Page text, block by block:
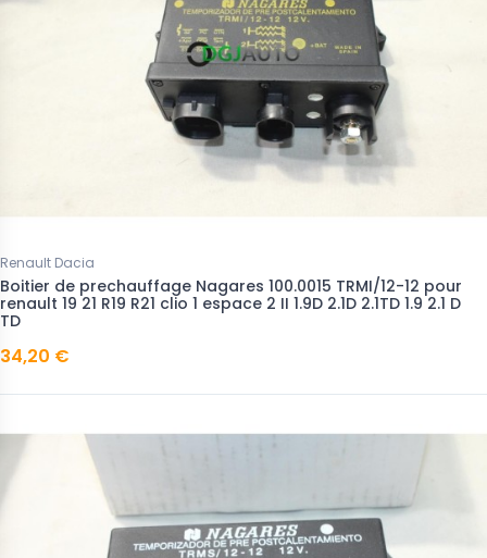
Renault Dacia
Boitier de prechauffage Nagares 100.0015 TRMI/12-12 pour
renault 19 21 R19 R21 clio 1 espace 2 II 1.9D 2.1D 2.1TD 1.9 2.1 D
TD
34,20 €